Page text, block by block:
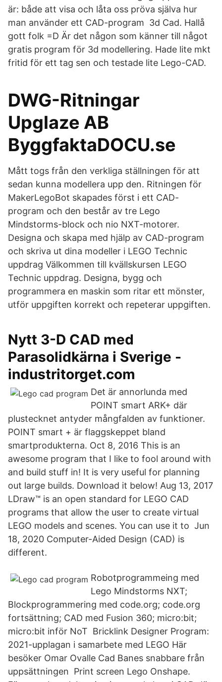
är: både att visa och låta oss pröva själva hur
man använder ett CAD-program 3d Cad. Hallå
gott folk =D Är det någon som känner till något
gratis program för 3d modellering. Hade lite mkt
fritid för ett tag sen och testade lite Lego-CAD.
DWG-Ritningar
Upglaze AB
ByggfaktaDOCU.se
Mått togs från den verkliga ställningen för att
sedan kunna modellera upp den. Ritningen för
MakerLegoBot skapades först i ett CAD-
program och den består av tre Lego
Mindstorms-block och nio NXT-motorer.
Designa och skapa med hjälp av CAD-program
och skriva ut dina modeller i LEGO Technic
uppdrag Välkommen till kvällskursen LEGO
Technic uppdrag. Designa, bygg och
programmera en maskin som ritar ett mönster,
utför uppgiften korrekt och repeterar uppgiften.
Nytt 3-D CAD med
Parasolidkärna i Sverige -
industritorget.com
Det är annorlunda med
POINT smart ARK+ där
plustecknet antyder mångfalden av funktioner.
POINT smart + är flaggskeppet bland
smartprodukterna. Oct 8, 2016 This is an
awesome program that I like to fool around with
and build stuff in! It is very useful for planning
out large builds. Download it below! Aug 13, 2017
LDraw™ is an open standard for LEGO CAD
programs that allow the user to create virtual
LEGO models and scenes. You can use it to Jun
18, 2020 Computer-Aided Design (CAD) is
different.
Robotprogrammeing med
Lego Mindstorms NXT;
Blockprogrammering med code.org; code.org
fortsättning; CAD med Fusion 360; micro:bit;
micro:bit inför NoT Bricklink Designer Program:
2021-upplagan i samarbete med LEGO Här
besöker Omar Ovalle Cad Banes snabbare från
uppsättningen Print screen Lego Onshape.